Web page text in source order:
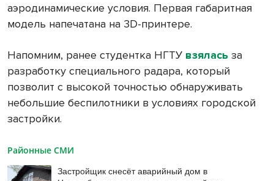
аэродинамические условия. Первая габаритная
модель напечатана на 3D-принтере.
Напомним, ранее студентка НГТУ взялась за
разработку специального радара, который
позволит с высокой точностью обнаруживать
небольшие беспилотники в условиях городской
застройки.
Районные СМИ
Застройщик снесёт аварийный дом в